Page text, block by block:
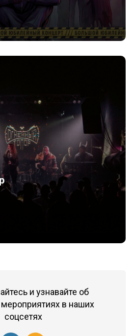
и узнавайте об
мероприятиях в наших
соцсетях